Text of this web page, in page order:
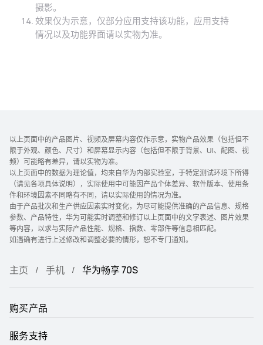
摄⁠影。
效果仅为示意，仅部分应用支持该功能，应用支持
情⁠况以及功能界面请以实物为⁠准。
以上页面中的产品图片、视频及屏幕内容仅作示意，实物产品效果（包括但不
限于外观、颜色、尺寸）和屏幕显示内容（包括但不限于背景、UI、配图、视
频）可能略有差异，请以实物为准。
以上页面中的数据为理论值，均来自华为内部实验室，于特定测试环境下所得
（请见各项具体说明），实际使用中可能因产品个体差异、软件版本、使用条
件和环境因素不同略有不同，请以实际使用的情况为准。
由于产品批次和生产供应因素实时变化，为尽可能提供准确的产品信息、规格
参数、产品特性，华为可能实时调整和修订以上页面中的文字表述、图片效果
等内容，以求与实际产品性能、规格、指数、零部件等信息相匹配。
如遇确有进行上述修改和调整必要的情形，恕不专门通知。
主页 手机 华为畅享 70S
购买产品
服务支持